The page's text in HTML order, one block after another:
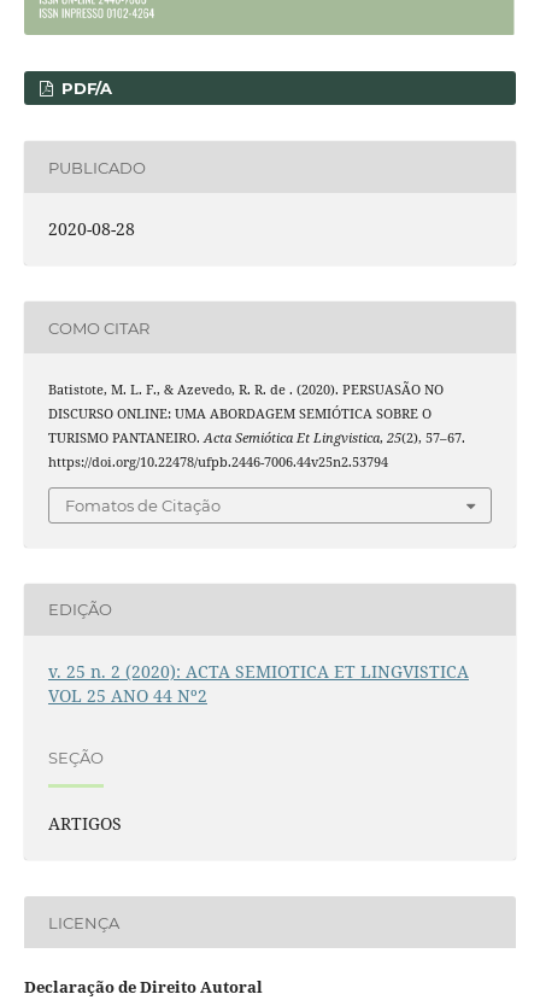
PDF/A
PUBLICADO
2020-08-28
COMO CITAR
Batistote, M. L. F., & Azevedo, R. R. de . (2020). PERSUASÃO NO
DISCURSO ONLINE: UMA ABORDAGEM SEMIÓTICA SOBRE O
TURISMO PANTANEIRO.Acta Semiótica Et Lingvistica, 25(2), 57–67.
https://doi.org/10.22478/ufpb.2446-7006.44v25n2.53794
Fomatos de Citação
EDIÇÃO
v. 25 n. 2 (2020): ACTA SEMIOTICA ET LINGVISTICA
VOL 25 ANO 44 Nº2
SEÇÃO
ARTIGOS
LICENÇA
Declaração de Direito Autoral